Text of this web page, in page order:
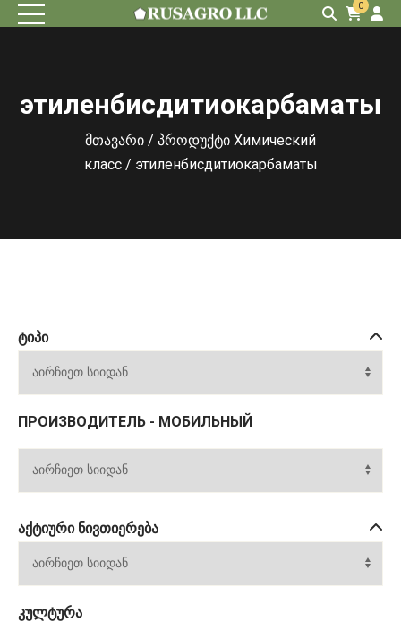
0
этиленбисдитиокарбаматы
მთავარი / პროდუქტი Химический
класс / этиленбисдитиокарбаматы
ᲢᲘᲞᲘ
ПРОИЗВОДИТЕЛЬ - МОБИЛЬНЫЙ
ᲐᲥᲢᲘᲣᲠᲘ ᲜᲘᲕᲗᲘᲔᲠᲔᲑᲐ
ᲙᲣᲚᲢᲣᲠᲐ